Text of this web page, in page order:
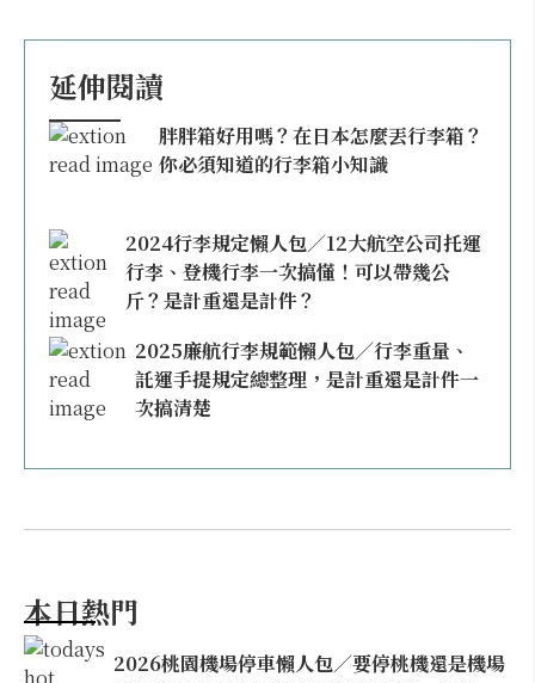
延伸閱讀
胖胖箱好用嗎？在日本怎麼丟行李箱？
你必須知道的行李箱小知識
2024行李規定懶人包／12大航空公司托運
行李、登機行李一次搞懂！可以帶幾公
斤？是計重還是計件？
2025廉航行李規範懶人包／行李重量、
託運手提規定總整理，是計重還是計件一
次搞清楚
本日熱門
2026桃園機場停車懶人包／要停桃機還是機場